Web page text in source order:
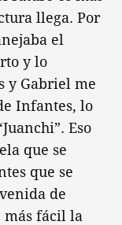
llega. Por
el
y lo
y Gabriel me
Infantes, lo
Eso
que se
que se
de
más fácil la